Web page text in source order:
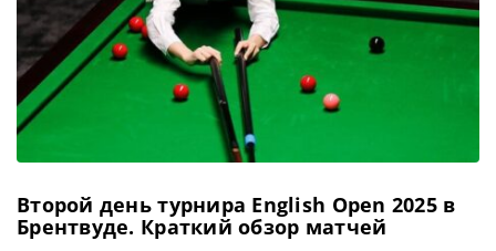
Второй день турнира English Open 2025 в
Брентвуде. Краткий обзор матчей